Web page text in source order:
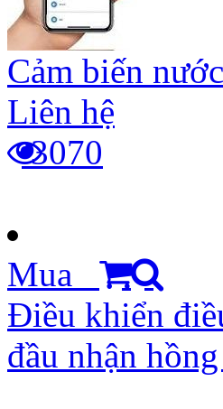
Cảm biến
Liên hệ
3070
Mua
Điều khiển
đầu nhận